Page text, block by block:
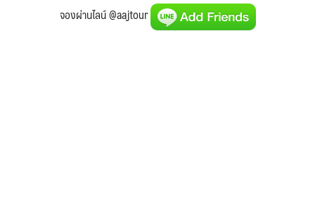
จองผ่านไลน์ @aajtour